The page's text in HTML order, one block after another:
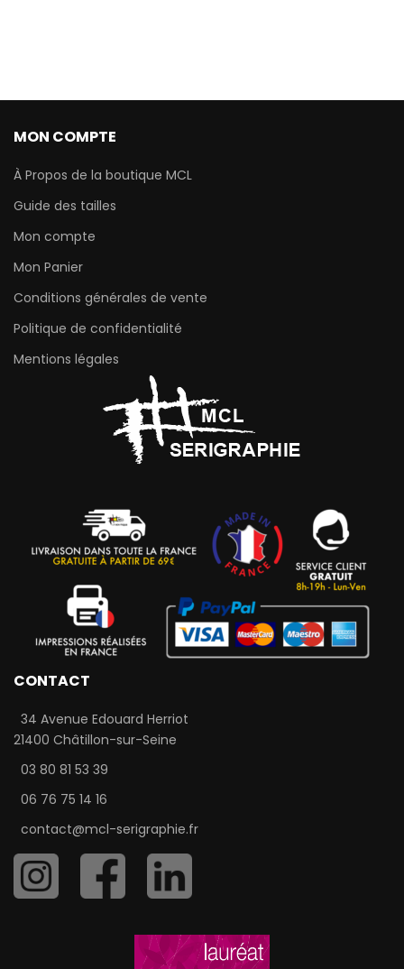
MON COMPTE
À Propos de la boutique MCL
Guide des tailles
Mon compte
Mon Panier
Conditions générales de vente
Politique de confidentialité
Mentions légales
CONTACT
34 Avenue Edouard Herriot
21400 Châtillon-sur-Seine
03 80 81 53 39
06 76 75 14 16
contact@mcl-serigraphie.fr